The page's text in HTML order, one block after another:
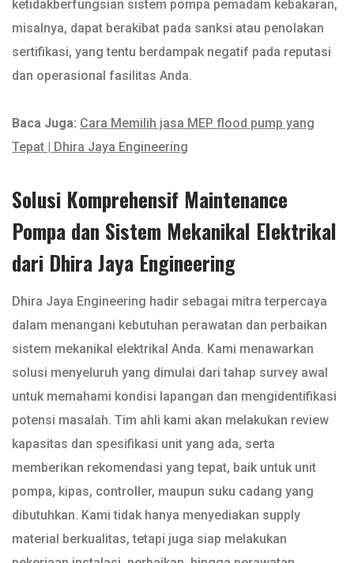
ketidakberfungsian sistem pompa pemadam kebakaran,
misalnya, dapat berakibat pada sanksi atau penolakan
sertifikasi, yang tentu berdampak negatif pada reputasi
dan operasional fasilitas Anda.
Baca Juga: Cara Memilih jasa MEP flood pump yang
Tepat | Dhira Jaya Engineering
Solusi Komprehensif Maintenance
Pompa dan Sistem Mekanikal Elektrikal
dari Dhira Jaya Engineering
Dhira Jaya Engineering hadir sebagai mitra terpercaya
dalam menangani kebutuhan perawatan dan perbaikan
sistem mekanikal elektrikal Anda. Kami menawarkan
solusi menyeluruh yang dimulai dari tahap survey awal
untuk memahami kondisi lapangan dan mengidentifikasi
potensi masalah. Tim ahli kami akan melakukan review
kapasitas dan spesifikasi unit yang ada, serta
memberikan rekomendasi yang tepat, baik untuk unit
pompa, kipas, controller, maupun suku cadang yang
dibutuhkan. Kami tidak hanya menyediakan supply
material berkualitas, tetapi juga siap melakukan